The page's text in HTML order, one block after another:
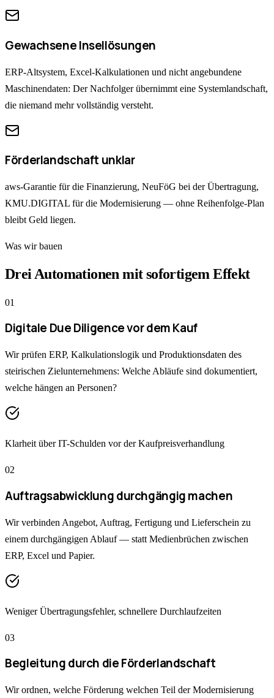
Gewachsene Insellösungen
ERP-Altsystem, Excel-Kalkulationen und nicht angebundene
Maschinendaten: Der Nachfolger übernimmt eine Systemlandschaft,
die niemand mehr vollständig versteht.
Förderlandschaft unklar
aws-Garantie für die Finanzierung, NeuFöG bei der Übertragung,
KMU.DIGITAL für die Modernisierung — ohne Reihenfolge-Plan
bleibt Geld liegen.
Was wir bauen
Drei Automationen mit sofortigem Effekt
01
Digitale Due Diligence vor dem Kauf
Wir prüfen ERP, Kalkulationslogik und Produktionsdaten des
steirischen Zielunternehmens: Welche Abläufe sind dokumentiert,
welche hängen an Personen?
Klarheit über IT-Schulden vor der Kaufpreisverhandlung
02
Auftragsabwicklung durchgängig machen
Wir verbinden Angebot, Auftrag, Fertigung und Lieferschein zu
einem durchgängigen Ablauf — statt Medienbrüchen zwischen
ERP, Excel und Papier.
Weniger Übertragungsfehler, schnellere Durchlaufzeiten
03
Begleitung durch die Förderlandschaft
Wir ordnen, welche Förderung welchen Teil der Modernisierung